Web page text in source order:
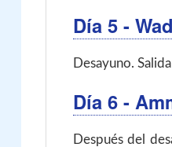
Día 5 -
Desayuno.
Día 6 -
Después del